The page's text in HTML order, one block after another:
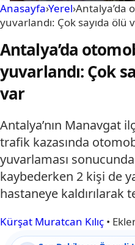
Anasayfa›Yerel›Antalya’da
yuvarlandı: Çok sayıda ölü
Antalya’da
yuvarlandı: Çok
var
Antalya’nın Manavgat
trafik kazasında
yuvarlaması sonucunda
kaybederken 2 kişi de
hastaneye kaldırılarak
Kürşat Muratcan Kılıç •